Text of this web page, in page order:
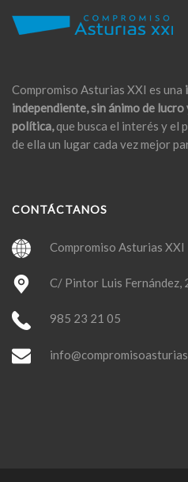
Compromiso Asturias XXI es una
independiente, sin ánimo de
política,que busca el interés y el
de ella un lugar cada vez mejor
CONTÁCTANOS
Compromiso Asturias XXI
C/ Pintor Luis Fernández,
985 23 21 05